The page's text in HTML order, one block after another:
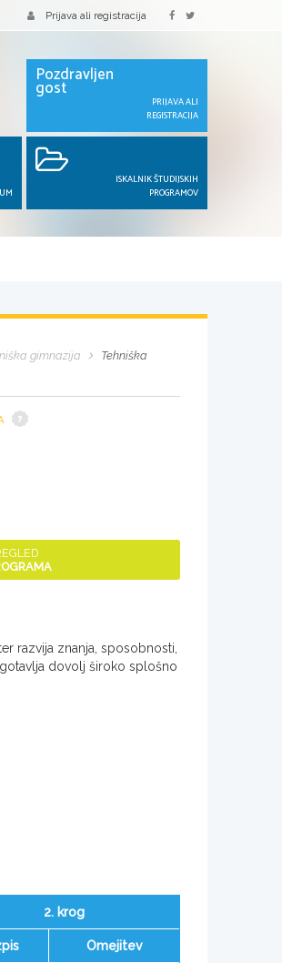
Prijava ali registracija
Pozdravljen
gost
PRIJAVA ALI
REGISTRACIJA
ISKALNIK ŠTUDIJSKIH
PROGRAMOV
gimnazija
Tehniška
razvija znanja, sposobnosti,
dovolj široko splošno
2. krog
Omejitev